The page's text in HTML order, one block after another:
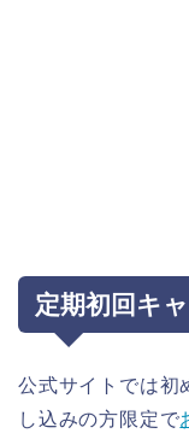
定期初回キ
公式サイトでは初
し込みの方限定で